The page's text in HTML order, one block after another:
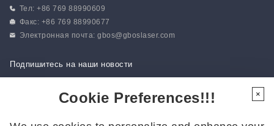
Тел: +86 769 88990609
Факс: +86 769 88990677
Электронная почта:gbos@gboslaser.com
Подпишитесь на наши новости
Cookie Preferences!!! ×